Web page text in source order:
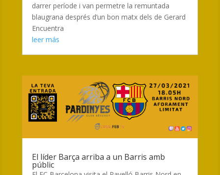
darrer període i van permetre la remuntada
blaugrana després d’un bon matx dels de Gerard
Encuentra
leer más
El líder Barça arriba a un Barris amb
públic